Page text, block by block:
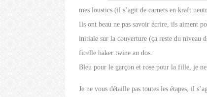
mes loustics (il s’agit de carnets en kraft
Ils ont beau ne pas savoir écrire, ils aiment
initiale sur la couverture (ça reste du niveau
ficelle baker twine au dos.
Bleu pour le garçon et rose pour la fille, je
Je ne vous détaille pas toutes les étapes, il